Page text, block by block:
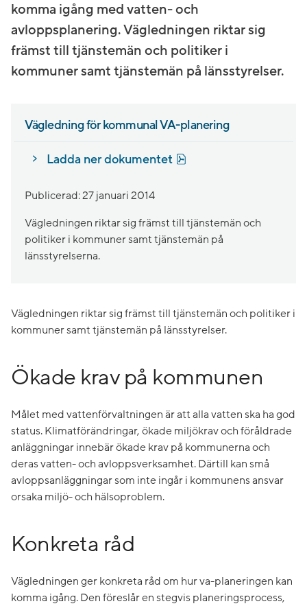
komma igång med vatten- och
avloppsplanering. Vägledningen riktar sig
främst till tjänstemän och politiker i
kommuner samt tjänstemän på länsstyrelser.
Vägledning för kommunal VA-planering
Ladda ner dokumentet
Publicerad: 27 januari 2014
Vägledningen riktar sig främst till tjänstemän och
politiker i kommuner samt tjänstemän på
länsstyrelserna.
Vägledningen riktar sig främst till tjänstemän och politiker i
kommuner samt tjänstemän på länsstyrelser.
Ökade krav på kommunen
Målet med vattenförvaltningen är att alla vatten ska ha god
status. Klimatförändringar, ökade miljökrav och föråldrade
anläggningar innebär ökade krav på kommunerna och
deras vatten- och avloppsverksamhet. Därtill kan små
avloppsanläggningar som inte ingår i kommunens ansvar
orsaka miljö- och hälsoproblem.
Konkreta råd
Vägledningen ger konkreta råd om hur va-planeringen kan
komma igång. Den föreslår en stegvis planeringsprocess,